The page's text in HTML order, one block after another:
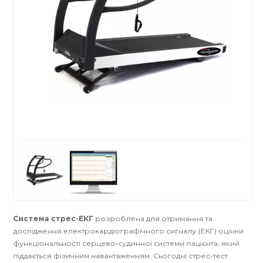
Система стрес-ЕКГ розроблена для отримання та
дослідження електрокардіографічного сигналу (ЕКГ) оцінки
функціональності серцево-судинної системи пацієнта, який
піддається фізичним навантаженням. Сьогодні стрес-тест